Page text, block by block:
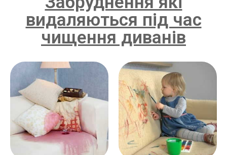
видаляються під час
чищення диванів